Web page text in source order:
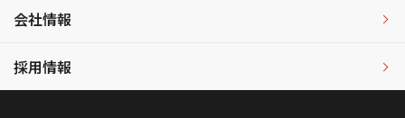
会社情報
採用情報